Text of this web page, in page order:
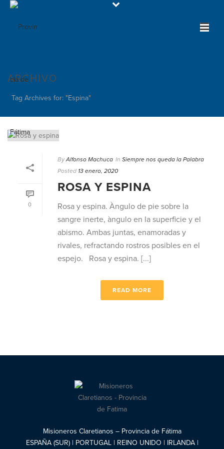
ARCHIVO
Tag Archives for: "Espina"
0
By Alfonso Machuca In Siempre nos queda la Palabra
Posted 13 enero, 2020
ROSA Y ESPINA
Rosa y espina. Àngulo de pie sobre la
sangre inerte, àngulo en la superficie y el
abismo. Ambas juntas, enamoradas y
rivales, refractando rostros posibles en el
espejo. Rosa y espina. [...]
READ MORE
Misioneros Claretianos – Provincia de Fátima
ESPAÑA (SUR) | PORTUGAL | REINO UNIDO | IRLANDA |